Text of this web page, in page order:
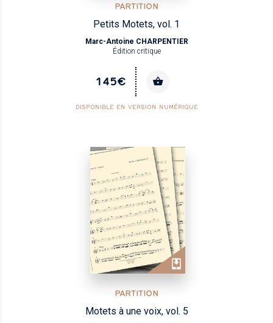
PARTITION
Petits Motets, vol. 1
Marc-Antoine CHARPENTIER
Édition critique
145€
DISPONIBLE EN VERSION NUMÉRIQUE
PARTITION
Motets à une voix, vol. 5